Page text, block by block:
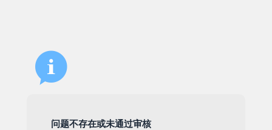
问题不存在或未通过审核